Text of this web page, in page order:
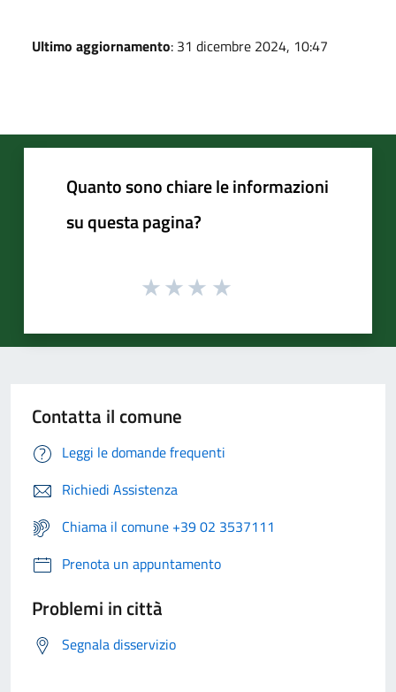
Ultimo aggiornamento: 31 dicembre 2024, 10:47
Quanto sono chiare le informazioni
su questa pagina?
Contatta il comune
Leggi le domande frequenti
Richiedi Assistenza
Chiama il comune +39 02 3537111
Prenota un appuntamento
Problemi in città
Segnala disservizio